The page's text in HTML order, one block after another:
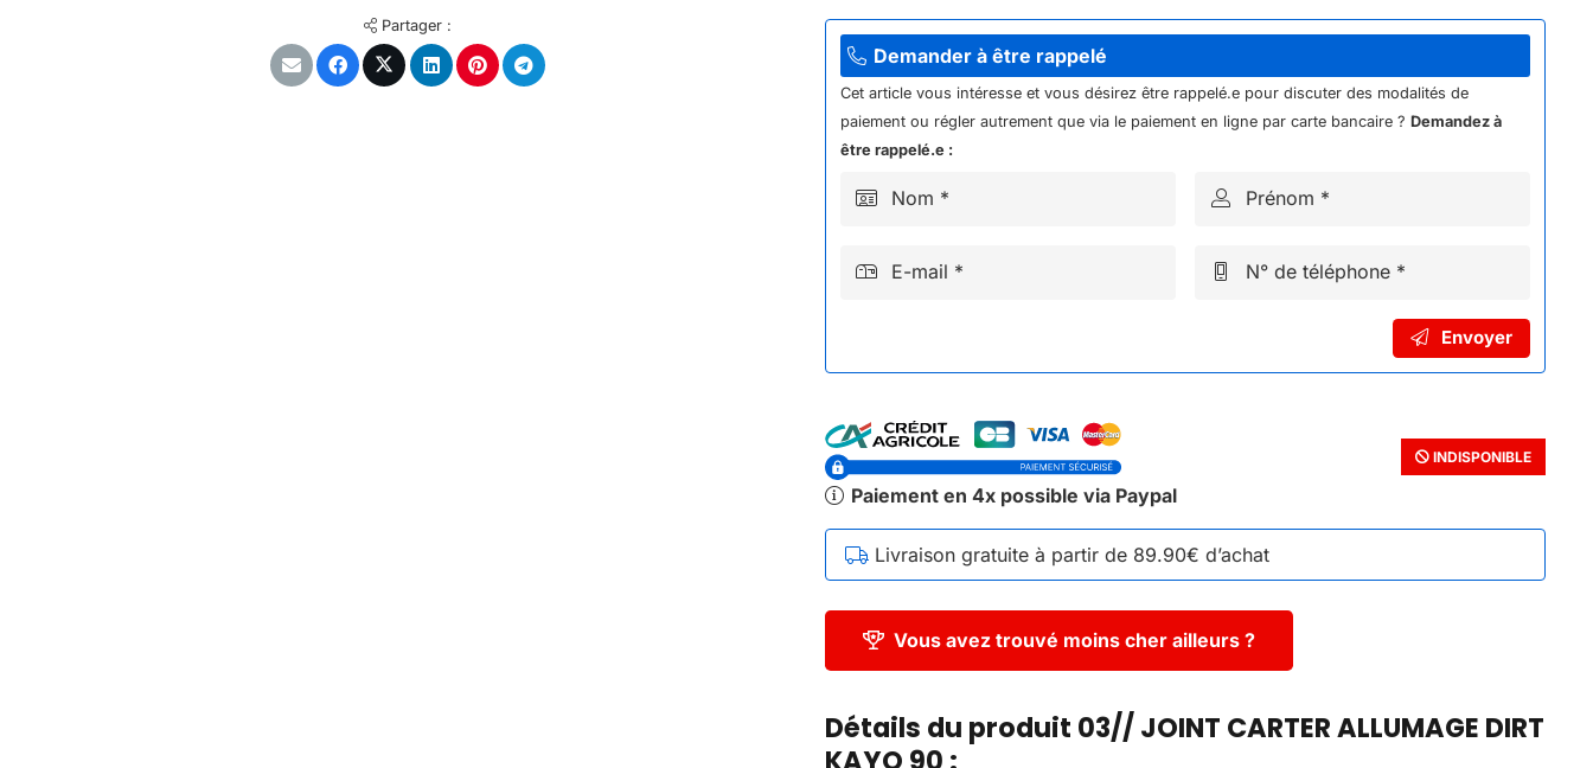
Partager :
JOINT
CARTER
ALLUMAGE
DIRT
KAYO
Demander à être rappelé
Cet article vous intéresse et vous désirez être rappelé.e pour discuter des modalités de
paiement ou régler autrement que via le paiement en ligne par carte bancaire ? Demandez à
être rappelé.e :
Nom * Prénom *
E-mail * N° de téléphone *
Envoyer
INDISPONIBLE
Paiement en 4x possible via Paypal
Livraison gratuite à partir de 89.90€ d’achat
Vous avez trouvé moins cher ailleurs ?
Détails du produit 03// JOINT CARTER ALLUMAGE DIRT